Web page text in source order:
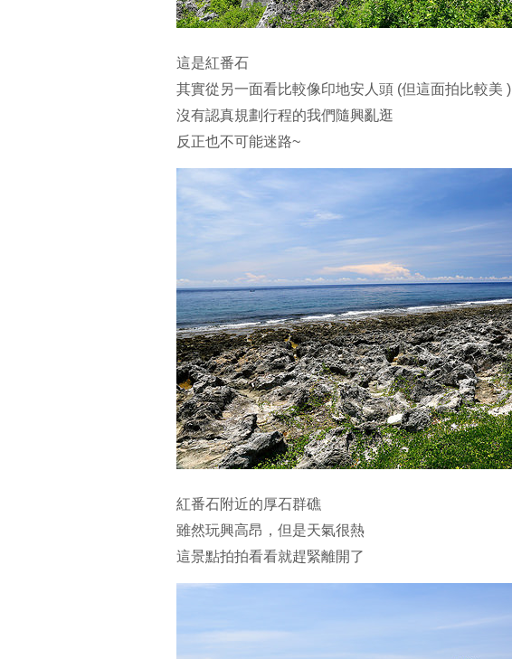
這是紅番石
其實從另一面看比較像印地安人頭 (但這面拍比較美 )
沒有認真規劃行程的我們隨興亂逛
反正也不可能迷路~
紅番石附近的厚石群礁
雖然玩興高昂，但是天氣很熱
這景點拍拍看看就趕緊離開了